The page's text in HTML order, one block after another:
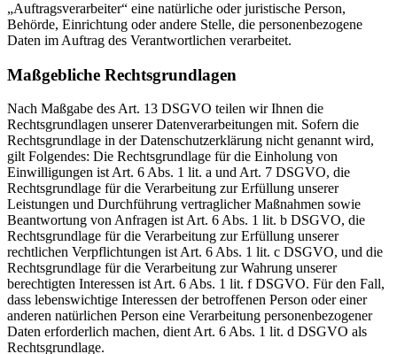
„Auftragsverarbeiter“ eine natürliche oder juristische Person,
Behörde, Einrichtung oder andere Stelle, die personenbezogene
Daten im Auftrag des Verantwortlichen verarbeitet.
Maßgebliche Rechtsgrundlagen
Nach Maßgabe des Art. 13 DSGVO teilen wir Ihnen die
Rechtsgrundlagen unserer Datenverarbeitungen mit. Sofern die
Rechtsgrundlage in der Datenschutzerklärung nicht genannt wird,
gilt Folgendes: Die Rechtsgrundlage für die Einholung von
Einwilligungen ist Art. 6 Abs. 1 lit. a und Art. 7 DSGVO, die
Rechtsgrundlage für die Verarbeitung zur Erfüllung unserer
Leistungen und Durchführung vertraglicher Maßnahmen sowie
Beantwortung von Anfragen ist Art. 6 Abs. 1 lit. b DSGVO, die
Rechtsgrundlage für die Verarbeitung zur Erfüllung unserer
rechtlichen Verpflichtungen ist Art. 6 Abs. 1 lit. c DSGVO, und die
Rechtsgrundlage für die Verarbeitung zur Wahrung unserer
berechtigten Interessen ist Art. 6 Abs. 1 lit. f DSGVO. Für den Fall,
dass lebenswichtige Interessen der betroffenen Person oder einer
anderen natürlichen Person eine Verarbeitung personenbezogener
Daten erforderlich machen, dient Art. 6 Abs. 1 lit. d DSGVO als
Rechtsgrundlage.